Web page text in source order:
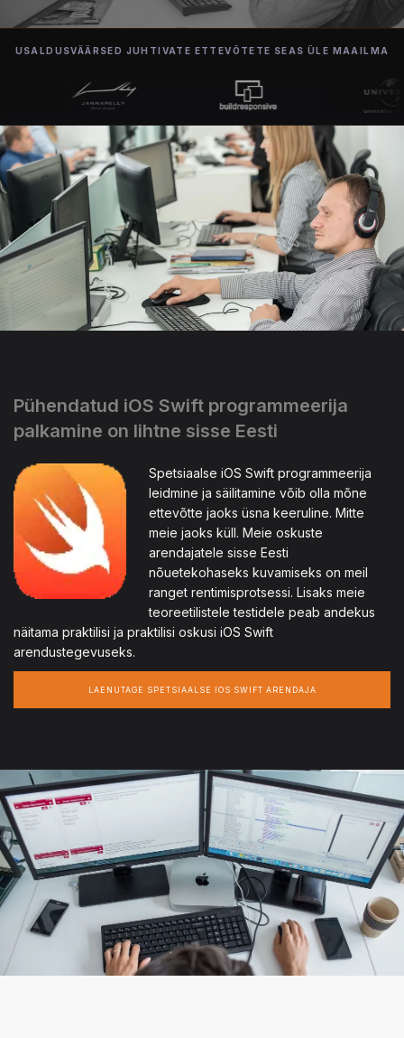
USALDUSVÄÄRSED JUHTIVATE ETTEVÕTETE SEAS ÜLE MAAILMA
Pühendatud iOS Swift programmeerija
palkamine on lihtne sisse Eesti
Spetsiaalse iOS Swift programmeerija
leidmine ja säilitamine võib olla mõne
ettevõtte jaoks üsna keeruline. Mitte
meie jaoks küll. Meie oskuste
arendajatele sisse Eesti
nõuetekohaseks kuvamiseks on meil
ranget rentimisprotsessi. Lisaks meie
teoreetilistele testidele peab andekus
näitama praktilisi ja praktilisi oskusi iOS Swift
arendustegevuseks.
LAENUTAGE SPETSIAALSE IOS SWIFT ARENDAJA